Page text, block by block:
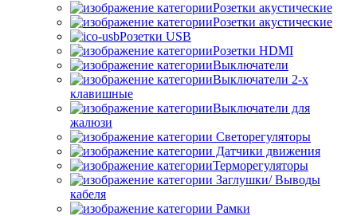
Розетки акустические
Розетки акустические
Розетки USB
Розетки HDMI
Выключатели
Выключатели 2-х
клавишные
Выключатели для
жалюзи
Светорегуляторы
Датчики движения
Терморегуляторы
Заглушки/ Выводы
кабеля
Рамки